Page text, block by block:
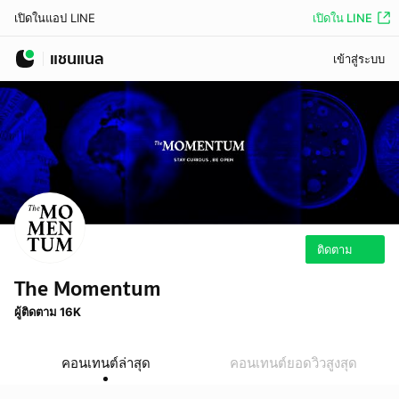
เปิดในแอป LINE เปิดใน LINE
แชนแนล เข้าสู่ระบบ
ติดตาม
The Momentum
ผู้ติดตาม 16K
คอนเทนต์ล่าสุด คอนเทนต์ยอดวิวสูงสุด